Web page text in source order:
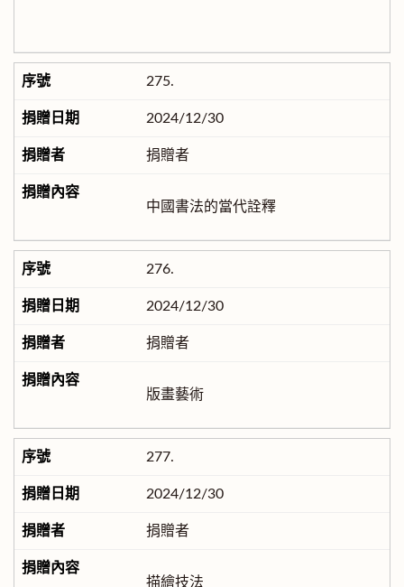
275.
2024/12/30
捐贈者
中國書法的當代詮釋
276.
2024/12/30
捐贈者
版畫藝術
277.
2024/12/30
捐贈者
描繪技法